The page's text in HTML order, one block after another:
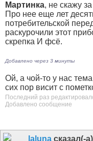
Мартинка, не скажу
Про нее еще лет
потребительской
раскурочили этот
скрепка И фсё.
Добавлено через 3 минуты
Ой, а чой-то у нас
сих пор висит с
Последний раз
Добавлено сообщение
laluna сказал(-